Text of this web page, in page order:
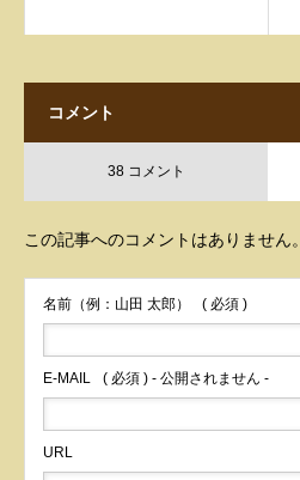
コメント
38 コメント
この記事へのコメントはありません。
名前（例：山田 太郎） ( 必須 )
E-MAIL ( 必須 ) - 公開されません -
URL